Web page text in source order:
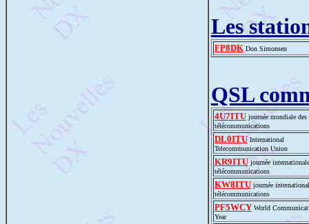
Les
FP8DK Don Simonsen
QSL
4U7ITU journée mondiale des
télécommunications
DL0ITU International
Telecommunication Union
KR9ITU journée
télécommunications
KW8ITU journée
télécommunications
PF5WCY World
Year